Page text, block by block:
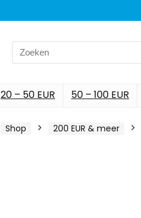
Search
for:
20 – 50 EUR 50 – 100 EUR
Shop 200 EUR & meer